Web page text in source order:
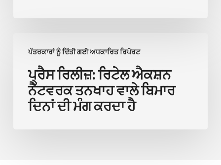
ਚੋਰੀ
ਸਕਦੇ
ਪੱਤਰਕਾਰਾਂ ਨੂੰ ਦਿੱਤੀ ਗਈ ਅਧਕਾਰਿਤ ਰਿਪੋਰਟ
ਰਿਲੀਜ਼:
ਰਿਟੇਲ
ਐਕਸ਼ਨ
ਨੈੱਟਵਰਕ
ਤਨਖਾਹ
ਪ੍ਰੈਸ ਰਿਲੀਜ਼: ਰਿਟੇਲ ਐਕਸ਼ਨ
ਨੈੱਟਵਰਕ ਤਨਖਾਹ ਵਾਲੇ ਬਿਮਾਰ
ਦਿਨਾਂ ਦੀ ਮੰਗ ਕਰਦਾ ਹੈ